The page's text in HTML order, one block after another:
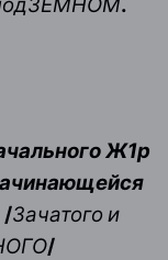
Ж1р
/Зачатого и
/